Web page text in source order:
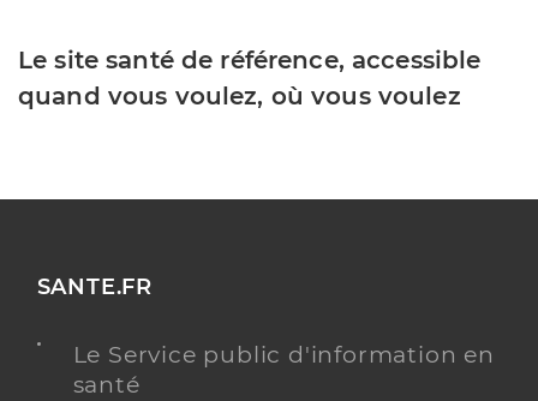
Le site santé de référence, accessible
quand vous voulez, où vous voulez
SANTE.FR
Le Service public d'information en
santé